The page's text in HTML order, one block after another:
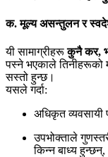
क. मूल्य असन्तुलन र
यी सामाग्रीहरूकुनै कर,
पस्ने भएकाले तिनीहरूको
सस्तो हुन्छ।
यसले गर्दा:
अधिकृत व्यवसायी
उपभोक्ताले
किन्न बाध्य हुन्छन्,